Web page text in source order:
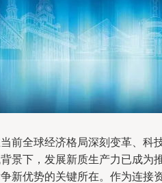
前全球经济格局深刻变革、科
景下，发展新质生产力已成为
新优势的关键所在。作为连接